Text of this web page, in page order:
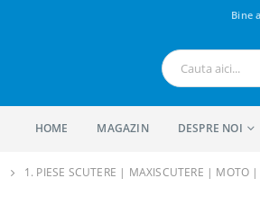
Bine
HOME MAGAZIN DESPRE NOI
1. PIESE SCUTERE | MAXISCUTERE | MOTO |